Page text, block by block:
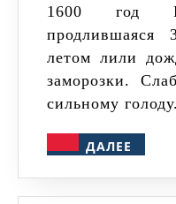
1600 год Началась непогода,
летом лили
заморозки.
сильному голоду.
ДАЛЕЕ